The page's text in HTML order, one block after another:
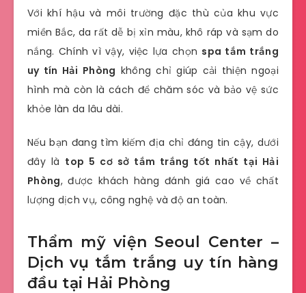
Với khí hậu và môi trường đặc thù của khu vực
miền Bắc, da rất dễ bị xỉn màu, khô ráp và sạm do
nắng. Chính vì vậy, việc lựa chọn spa tắm trắng
uy tín Hải Phòng không chỉ giúp cải thiện ngoại
hình mà còn là cách để chăm sóc và bảo vệ sức
khỏe làn da lâu dài.
Nếu bạn đang tìm kiếm địa chỉ đáng tin cậy, dưới
đây là top 5 cơ sở tắm trắng tốt nhất tại Hải
Phòng, được khách hàng đánh giá cao về chất
lượng dịch vụ, công nghệ và độ an toàn.
Thẩm mỹ viện Seoul Center –
Dịch vụ tắm trắng uy tín hàng
đầu tại Hải Phòng